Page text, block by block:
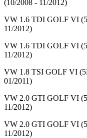
(10/2008 - 11/2012)
VW 1.6 TDI GOLF VI
11/2012)
VW 1.6 TDI GOLF VI
11/2012)
VW 1.8 TSI GOLF VI
01/2011)
VW 2.0 GTI GOLF VI
11/2012)
VW 2.0 GTI GOLF VI
11/2012)